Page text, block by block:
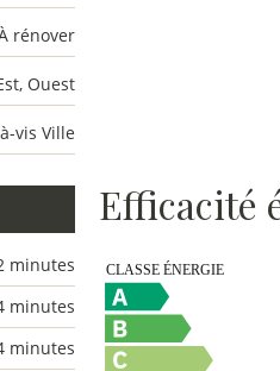
rénover
Ouest
vis Ville
minutes
minutes
minutes
Efficacité